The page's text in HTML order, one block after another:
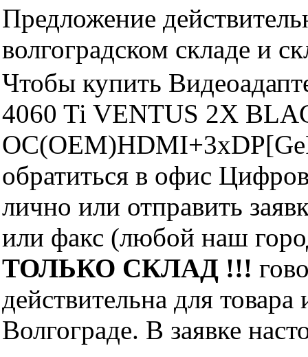
Предложение
волгоградском складе и
Чтобы купить
4060 Ti VENTUS 2X
обратиться в офис
лично или отправить
или факс (любой наш
ТОЛЬКО СКЛАД !!!
действительна для
Волгограде. В заявке